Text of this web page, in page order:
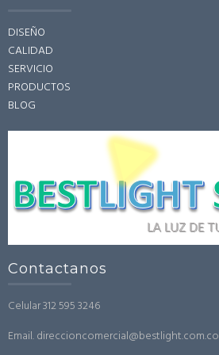
DISEÑO
CALIDAD
SERVICIO
PRODUCTOS
BLOG
Contactanos
Celular 312 595 3246
Email. direccioncomercial@bestlight.com.co